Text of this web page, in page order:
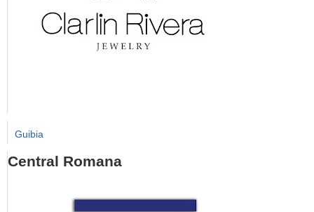
Guibia
Central Romana